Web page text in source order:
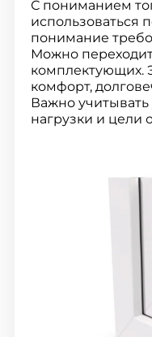
С пониманием
использоваться
понимание
Можно
комплектующих.
комфорт,
Важно учитывать
нагрузки и цели